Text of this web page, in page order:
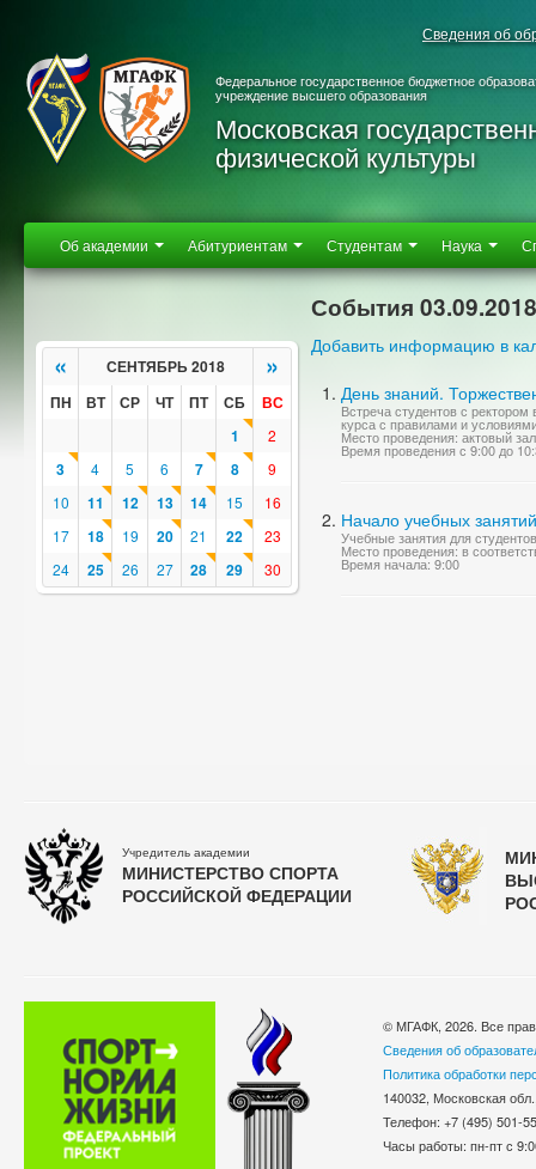
Сведения об
Федеральное государственное бюджетное
учреждение высшего образования
Московская
физической культуры
Об академии Абитуриентам Студентам Наука
« СЕНТЯБРЬ 2018 »
ПН ВТ СР ЧТ ПТ СБ
ВС
1
2
3 4 5 6 7 8
9
10
11 12 13 14 15
16
17
18 19 20 21 22
23
24
25 26 27 28 29 30
События 03.09.2018
Добавить информацию в
День знаний.
Встреча студентов с
курса с правилами и
Место проведения: актовый
Время проведения с 9:00 до
Начало учебных
Учебные занятия для
Место проведения: в
Время начала: 9:00
Учредитель академии
МИНИСТЕРСТВО СПОРТА
РОССИЙСКОЙ ФЕДЕРАЦИИ
© МГАФК, 2026. Все
Сведения об
Политика обработки
140032, Московская
Телефон: +7 (495)
Часы работы: пн-пт с